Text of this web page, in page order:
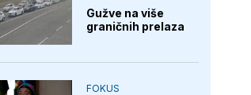
Gužve na više
graničnih prelaza
FOKUS